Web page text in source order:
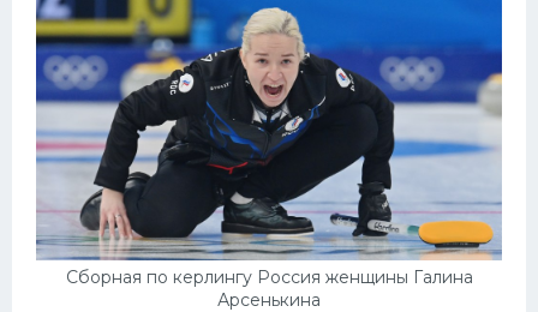
Сборная по керлингу Россия женщины Галина
Арсенькина